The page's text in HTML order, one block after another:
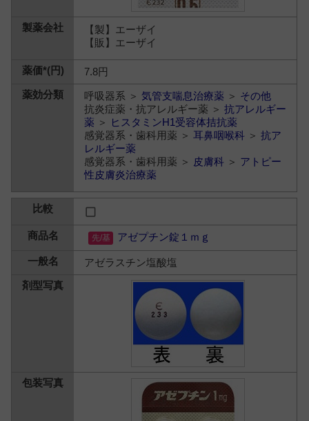
【製】エーザイ
【販】エーザイ
7.8円
呼吸器系 ＞気管支喘息治療薬 ＞ その他
抗炎症薬・抗アレルギー薬 ＞抗アレルギー
薬 ＞
ヒスタミンH1受容体拮抗薬
感覚器系・歯科用薬 ＞耳鼻咽喉科 ＞抗ア
レルギー薬
感覚器系・歯科用薬 ＞ 皮膚科 ＞ アトピー
性皮膚炎治療薬
アゼプチン錠１ｍｇ
アゼラスチン塩酸塩